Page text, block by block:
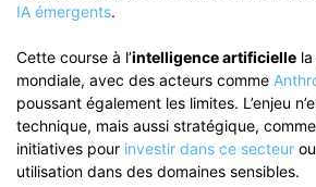
IA émergents.
Cette course à l’intelligence artificielle
mondiale, avec des acteurs comme
poussant également les limites. L’enjeu
technique, mais aussi stratégique, comme
initiatives pour investir dans ce secteur
utilisation dans des domaines sensibles.